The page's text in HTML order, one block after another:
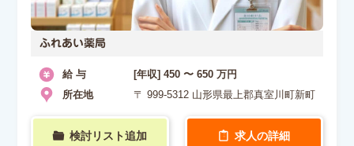
ふれあい薬局
給 与
[年収] 450 〜 650 万円
所在地
〒 999-5312 山形県最上郡真室川町新町
検討リスト追加 求人の詳細